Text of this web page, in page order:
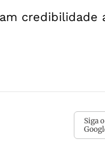
credibilidade
Siga o